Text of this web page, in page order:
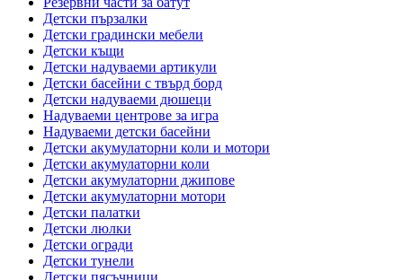
Детски пързалки
Детски градински мебели
Детски къщи
Детски надуваеми артикули
Детски басейни с твърд борд
Детски надуваеми дюшеци
Надуваеми центрове за игра
Надуваеми детски басейни
Детски акумулаторни коли и мотори
Детски акумулаторни коли
Детски акумулаторни джипове
Детски акумулаторни мотори
Детски палатки
Детски люлки
Детски огради
Детски тунели